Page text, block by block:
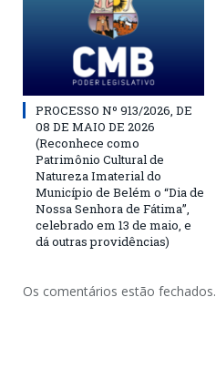
PROCESSO Nº 913/2026, DE
08 DE MAIO DE 2026
(Reconhece como
Patrimônio Cultural de
Natureza Imaterial do
Município de Belém o “Dia de
Nossa Senhora de Fátima”,
celebrado em 13 de maio, e
dá outras providências)
Os comentários estão fechados.